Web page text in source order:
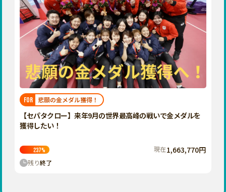
山形
福島
関東
栃木
群馬
千葉
神奈川
奈良
和歌山
中国
鳥取 島根 岡山 広島 山口
徳島 香川 愛媛 高知
九州・沖縄
福岡 佐賀 長崎
宮崎
鹿児島 沖縄
FOR 悲願の金メダル獲得！
【セパタクロー】来年9月の世界最高峰の戦いで金メダルを
獲得したい！
237% 現在1,663,770円
残り終了